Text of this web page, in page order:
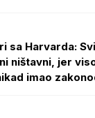
sa Harvarda:
ništavni, jer
imao